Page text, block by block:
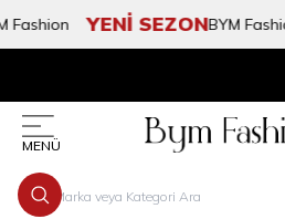
YENİ SEZONBYM
MENÜ